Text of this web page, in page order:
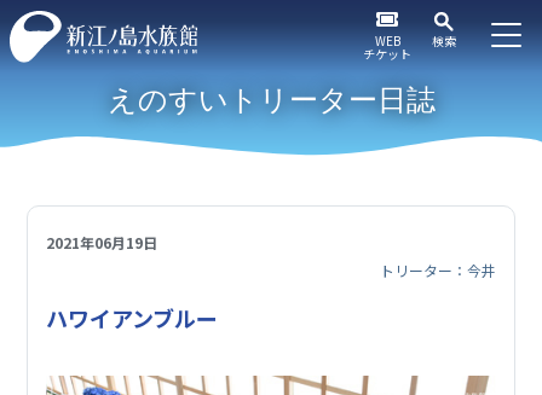
WEB
チケット
検索
えのすいトリーター日誌
2021年06月19日
トリーター：今井
ハワイアンブルー